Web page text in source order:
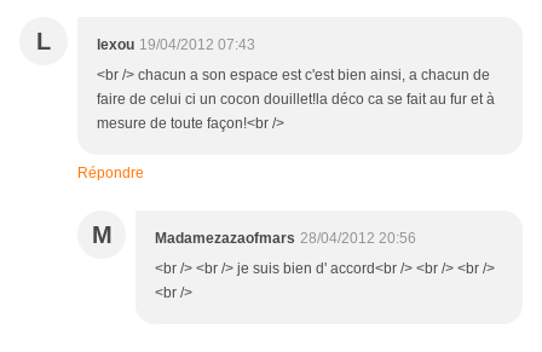
L lexou 19/04/2012 07:43
<br /> chacun a son espace est c'est bien ainsi, a chacun de
faire de celui ci un cocon douillet!la déco ca se fait au fur et à
mesure de toute façon!<br />
Répondre
M Madamezazaofmars 28/04/2012 20:56
<br /> <br /> je suis bien d' accord<br /> <br /> <br />
<br />